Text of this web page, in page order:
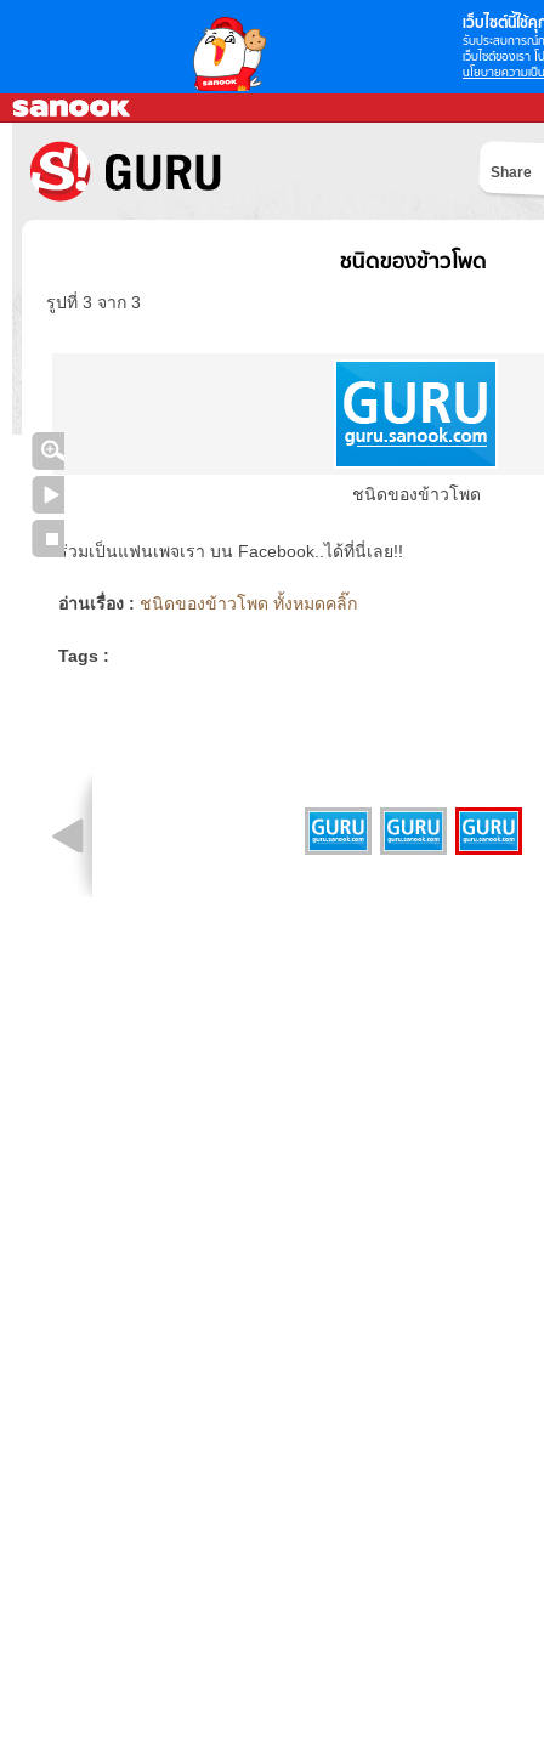
เว็บไซต์นี้ใช้คุ
รับประสบการณ์
เว็บไซต์ของเรา
นโยบายความเป็
Share
ชนิดของข้าวโพด
รูปที่ 3 จาก 3
ชนิดของข้าวโพด
ร่วมเป็นแฟนเพจเรา บน Facebook..ได้ที่นี่เลย!!
อ่านเรื่อง : ชนิดของข้าวโพด ทั้งหมดคลิ๊ก
Tags :